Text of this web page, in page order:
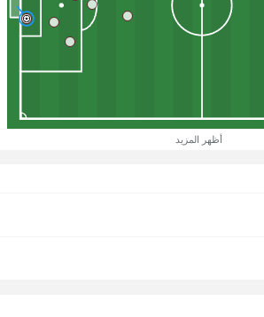
أظهر المزيد